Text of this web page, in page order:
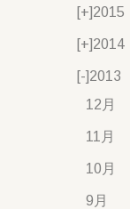
[+]2015
[+]2014
[-]2013
12月
11月
10月
9月